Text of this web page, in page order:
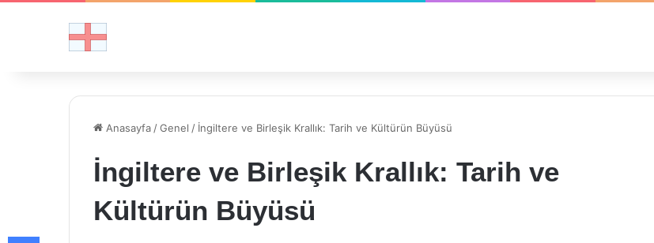
Anasayfa /Genel / İngiltere ve Birleşik Krallık: Tarih ve Kültürün Büyüsü
İngiltere ve Birleşik Krallık: Tarih ve
Kültürün Büyüsü
Facebook